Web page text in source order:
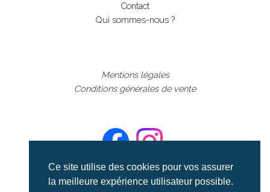
Ce site utilise des cookies pour vos assurer
la meilleure expérience utilisateur possible.
Contact
Qui sommes-nous ?
Mentions légales
Conditions générales de vente
©aerialcollection marque déposée 2024